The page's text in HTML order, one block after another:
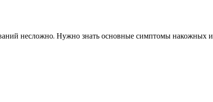
несложно. Нужно знать основные симптомы накожных и